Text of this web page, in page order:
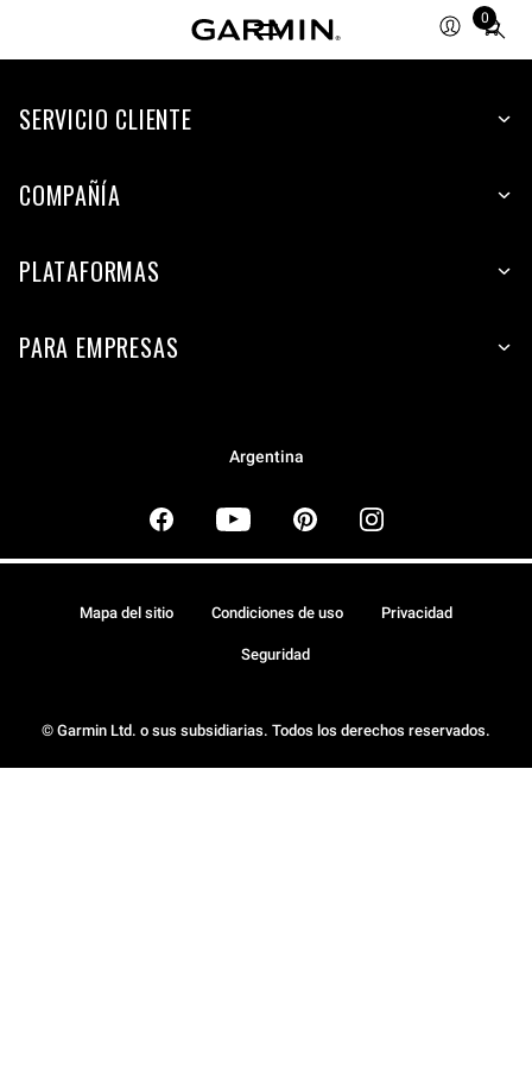
0
Total
items
cart:
SERVICIO CLIENTE
COMPAÑÍA
PLATAFORMAS
PARA EMPRESAS
Argentina
© Garmin Ltd. o sus subsidiarias. Todos los derechos reservados.
Mapa del sitio Condiciones de uso Privacidad
Seguridad